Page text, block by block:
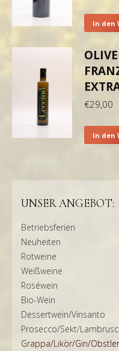
In den
€29,00
In den
UNSER ANGEBOT:
Betriebsferien
Neuheiten
Rotweine
Weißweine
Roséwein
Bio-Wein
Dessertwein/Vinsanto
Prosecco/Sekt/
Grappa/Likör/Gin/Obstler